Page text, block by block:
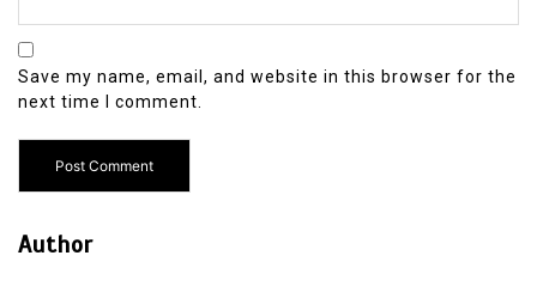
Save my name, email, and website in this browser for the
next time I comment.
Author